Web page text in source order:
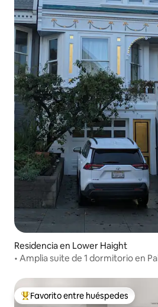
Residencia en Lower Haight
• Amplia suite de 1 dormitorio en Painted Lady-Duboce
De los mejores en Favorito entre
Favorito entre huéspedes